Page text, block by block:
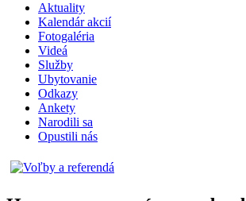
Aktuality
Kalendár akcií
Fotogaléria
Videá
Služby
Ubytovanie
Odkazy
Ankety
Narodili sa
Opustili nás